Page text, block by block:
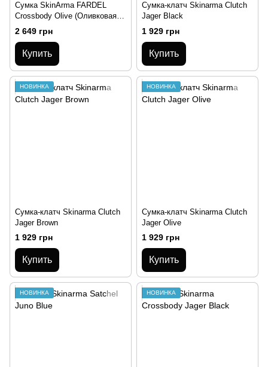
Сумка SkinArma FARDEL
Crossbody Olive (Оливковая
через плечо)
2 649 грн
Купить
Сумка-клатч Skinarma Clutch
Jager Black
1 929 грн
Купить
НОВИНКА
Сумка-клатч Skinarma Clutch
Jager Brown
1 929 грн
Купить
НОВИНКА
Сумка-клатч Skinarma Clutch
Jager Olive
1 929 грн
Купить
НОВИНКА НОВИНКА